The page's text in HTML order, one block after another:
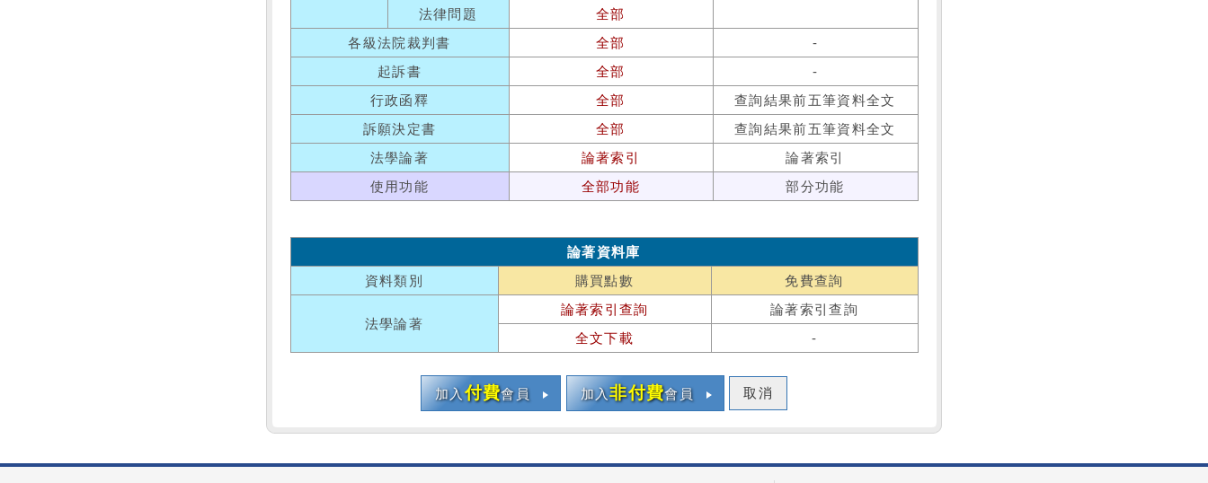
法律問題
全部
各級法院裁判書
全部
-
起訴書
全部
-
行政函釋
全部
查詢結果前五筆資料全文
訴願決定書
全部
查詢結果前五筆資料全文
法學論著
論著索引
論著索引
使用功能
全部功能 部分功能
論著資料庫
資料類別
購買點數 免費查詢
法學論著
論著索引查詢
論著索引查詢
全文下載
-
加入付費會員 加入非付費會員 取消